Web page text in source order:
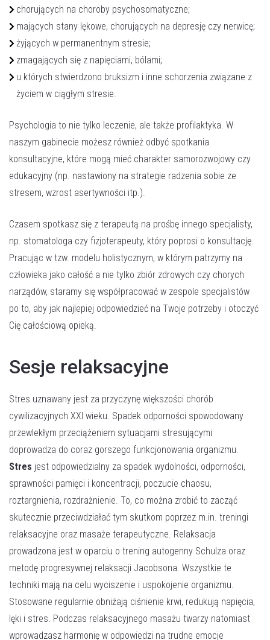
chorujących na choroby psychosomatyczne;
mających stany lękowe, chorujących na depresję czy nerwicę;
żyjących w permanentnym stresie;
zmagających się z napięciami, bólami;
u których stwierdzono bruksizm i inne schorzenia związane z
życiem w ciągłym stresie.
Psychologia to nie tylko leczenie, ale także profilaktyka. W
naszym gabinecie możesz również odbyć spotkania
konsultacyjne, które mogą mieć charakter samorozwojowy czy
edukacyjny (np. nastawiony na strategie radzenia sobie ze
stresem, wzrost asertywności itp.).
Czasem spotkasz się z terapeutą na prośbę innego specjalisty,
np. stomatologa czy fizjoterapeuty, który poprosi o konsultację.
Pracując w tzw. modelu holistycznym, w którym patrzymy na
człowieka jako całość a nie tylko zbiór zdrowych czy chorych
narządów, staramy się współpracować w zespole specjalistów
po to, aby jak najlepiej odpowiedzieć na Twoje potrzeby i otoczyć
Cię całościową opieką.
Sesje relaksacyjne
Stres uznawany jest za przyczynę większości chorób
cywilizacyjnych XXI wieku. Spadek odporności spowodowany
przewlekłym przeciążeniem sytuacjami stresującymi
doprowadza do coraz gorszego funkcjonowania organizmu.
Stres jest odpowiedzialny za spadek wydolności, odporności,
sprawności pamięci i koncentracji, poczucie chaosu,
roztargnienia, rozdrażnienie. To, co można zrobić to zacząć
skutecznie przeciwdziałać tym skutkom poprzez m.in. treningi
relaksacyjne oraz masaże terapeutyczne. Relaksacja
prowadzona jest w oparciu o trening autogenny Schulza oraz
metodę progresywnej relaksacji Jacobsona. Wszystkie te
techniki mają na celu wyciszenie i uspokojenie organizmu.
Stosowane regularnie obniżają ciśnienie krwi, redukują napięcia,
lęki i stres. Podczas relaksacyjnego masażu twarzy natomiast
wprowadzasz harmonię w odpowiedzi na trudne emocje